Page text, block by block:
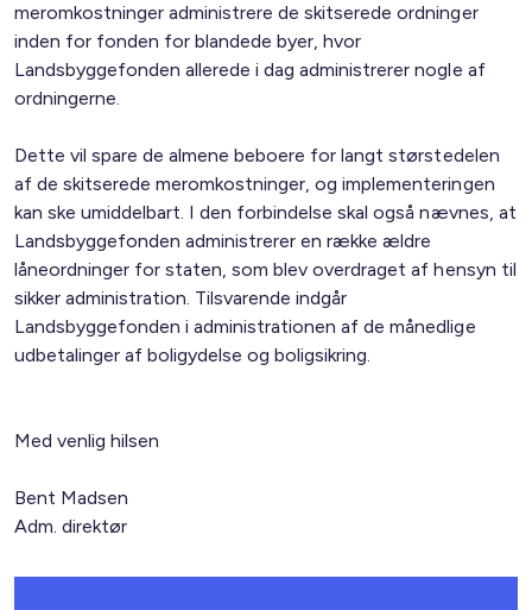
meromkostninger administrere de skitserede ordninger
inden for fonden for blandede byer, hvor
Landsbyggefonden allerede i dag administrerer nogle af
ordningerne.
Dette vil spare de almene beboere for langt størstedelen
af de skitserede meromkostninger, og implementeringen
kan ske umiddelbart. I den forbindelse skal også nævnes, at
Landsbyggefonden administrerer en række ældre
låneordninger for staten, som blev overdraget af hensyn til
sikker administration. Tilsvarende indgår
Landsbyggefonden i administrationen af de månedlige
udbetalinger af boligydelse og boligsikring.
Med venlig hilsen
Bent Madsen
Adm. direktør